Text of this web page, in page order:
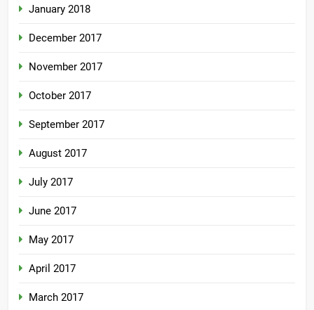
January 2018
December 2017
November 2017
October 2017
September 2017
August 2017
July 2017
June 2017
May 2017
April 2017
March 2017